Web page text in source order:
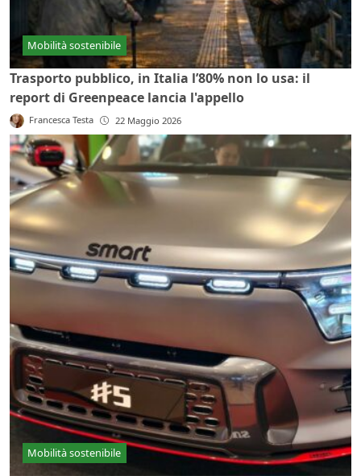
Mobilità sostenibile
Trasporto pubblico, in Italia l’80% non lo usa: il
report di Greenpeace lancia l'appello
Francesca Testa 22 Maggio 2026
Mobilità sostenibile